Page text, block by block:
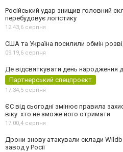
Російський удар знищив головний
перебудовує логістику
12:43,6 серпня
США та Україна посилили обмін
09:19,6 серпня
Де відсвяткувати день народження
Партнерський спецпроєкт
17:34,5 серпня
ЄС від сьогодні змінює правила
віку: хто не зможе його отримати
17:00,4 серпня
Дрони знову атакували склади
завод у Росії